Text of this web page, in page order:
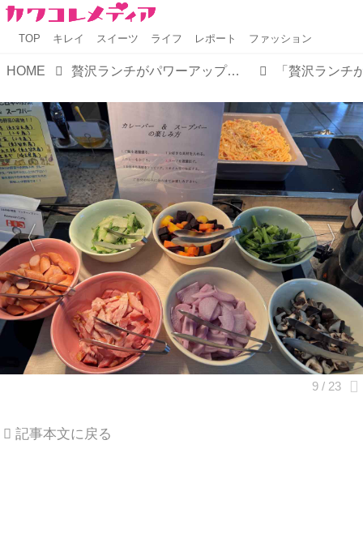
TOP キレイ スイーツ ライフ レポート ファッション
HOME 贅沢ランチがパワーアップ♡ザ ロイヤルパークホテル アイコニック 東京汐留「アイコニックランチ」がフルブッフェに進化
記事本文に戻る